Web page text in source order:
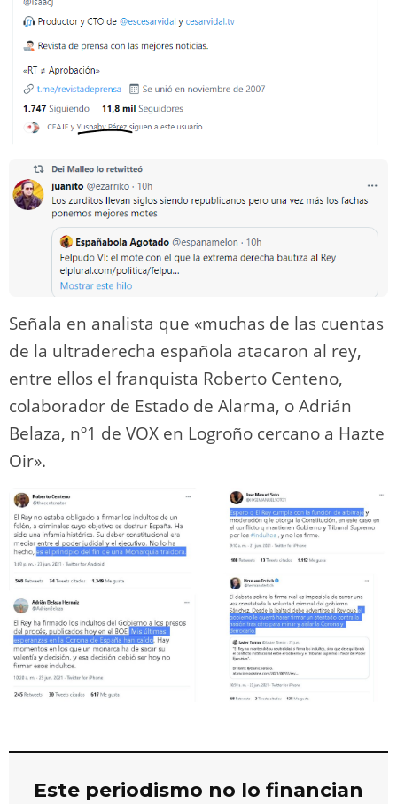
Señala en analista que «muchas de las cuentas
de la ultraderecha española atacaron al rey,
entre ellos el franquista Roberto Centeno,
colaborador de Estado de Alarma, o Adrián
Belaza, nº1 de VOX en Logroño cercano a Hazte
Oir».
Este periodismo no lo financian